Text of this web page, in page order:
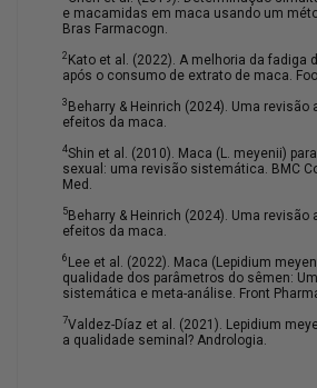
e macamidas em maca usando um
Bras Farmacogn.
2 Kato et al. (2022). A melhoria da fadiga
após o consumo de extrato de maca.
3 Beharry & Heinrich (2024). Uma revisão
efeitos da maca.
4Shin et al. (2010). Maca (L. meyenii)
sexual: uma revisão sistemática. BMC
Med.
5 Beharry & Heinrich (2024). Uma revisão
efeitos da maca.
6 Lee et al. (2022). Maca (Lepidium
qualidade dos parâmetros do sêmen:
sistemática e meta-análise. Front
7Valdez-Díaz et al. (2021). Lepidium
a qualidade seminal? Andrologia.